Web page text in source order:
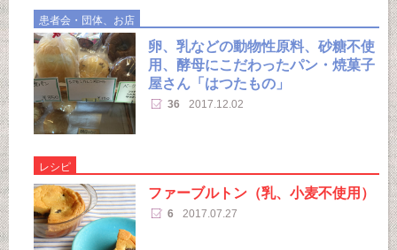
患者会・団体、お店
卵、乳などの動物性原料、砂糖不使
用、酵母にこだわったパン・焼菓子
屋さん「はつたもの」
36 2017.12.02
レシピ
ファーブルトン（乳、小麦不使用）
6 2017.07.27